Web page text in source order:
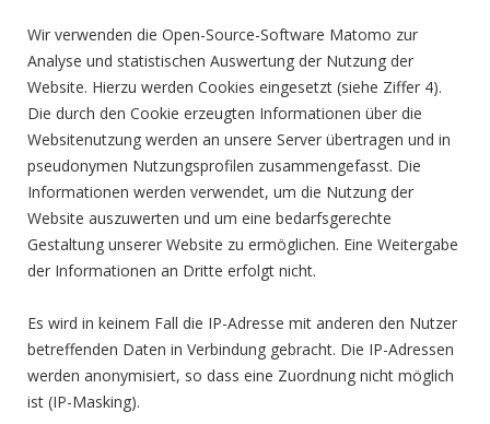
Wir verwenden die Open-Source-Software Matomo zur
Analyse und statistischen Auswertung der Nutzung der
Website. Hierzu werden Cookies eingesetzt (siehe Ziffer 4).
Die durch den Cookie erzeugten Informationen über die
Websitenutzung werden an unsere Server übertragen und in
pseudonymen Nutzungsprofilen zusammengefasst. Die
Informationen werden verwendet, um die Nutzung der
Website auszuwerten und um eine bedarfsgerechte
Gestaltung unserer Website zu ermöglichen. Eine Weitergabe
der Informationen an Dritte erfolgt nicht.
Es wird in keinem Fall die IP-Adresse mit anderen den Nutzer
betreffenden Daten in Verbindung gebracht. Die IP-Adressen
werden anonymisiert, so dass eine Zuordnung nicht möglich
ist (IP-Masking).